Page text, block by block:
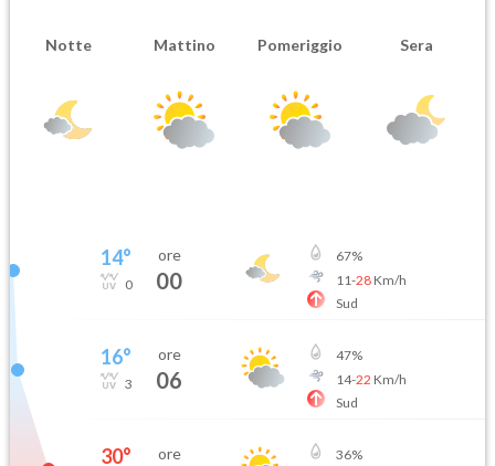
Notte Mattino Pomeriggio Sera
14°
0
ore
00
67%
11-28Km/h
Sud
16°
3
ore
06
47%
14-22 Km/h
Sud
30° ore 36%